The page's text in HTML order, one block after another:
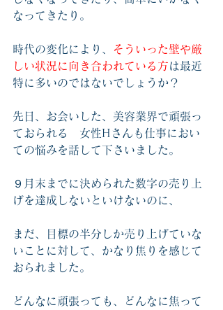
なってきたり。
時代の変化により、
そういった壁や厳
しい状況に向き合われている方は最近
特に多いのではないでしょうか？
先日、お会いした、美容業界で頑張っ
ておられる　女性Hさんも仕事におい
ての悩みを話して下さいました。
９月末までに決められた数字の売り上
げを達成しないといけないのに、
まだ、目標の半分しか売り上げていな
いことに対して、かなり焦りを感じて
おられました。
どんなに頑張っても、どんなに焦って